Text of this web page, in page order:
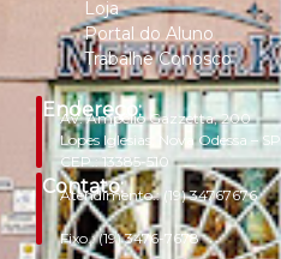
Loja
Portal do Aluno
Trabalhe Conosco
Endereço:
Av. Ampélio Gazzetta, 200
Lopes Iglesias, Nova Odessa – SP
CEP.: 13385-510
Contato:
Atendimento.:(19) 34767676
Fixo.:(19) 3476-7678